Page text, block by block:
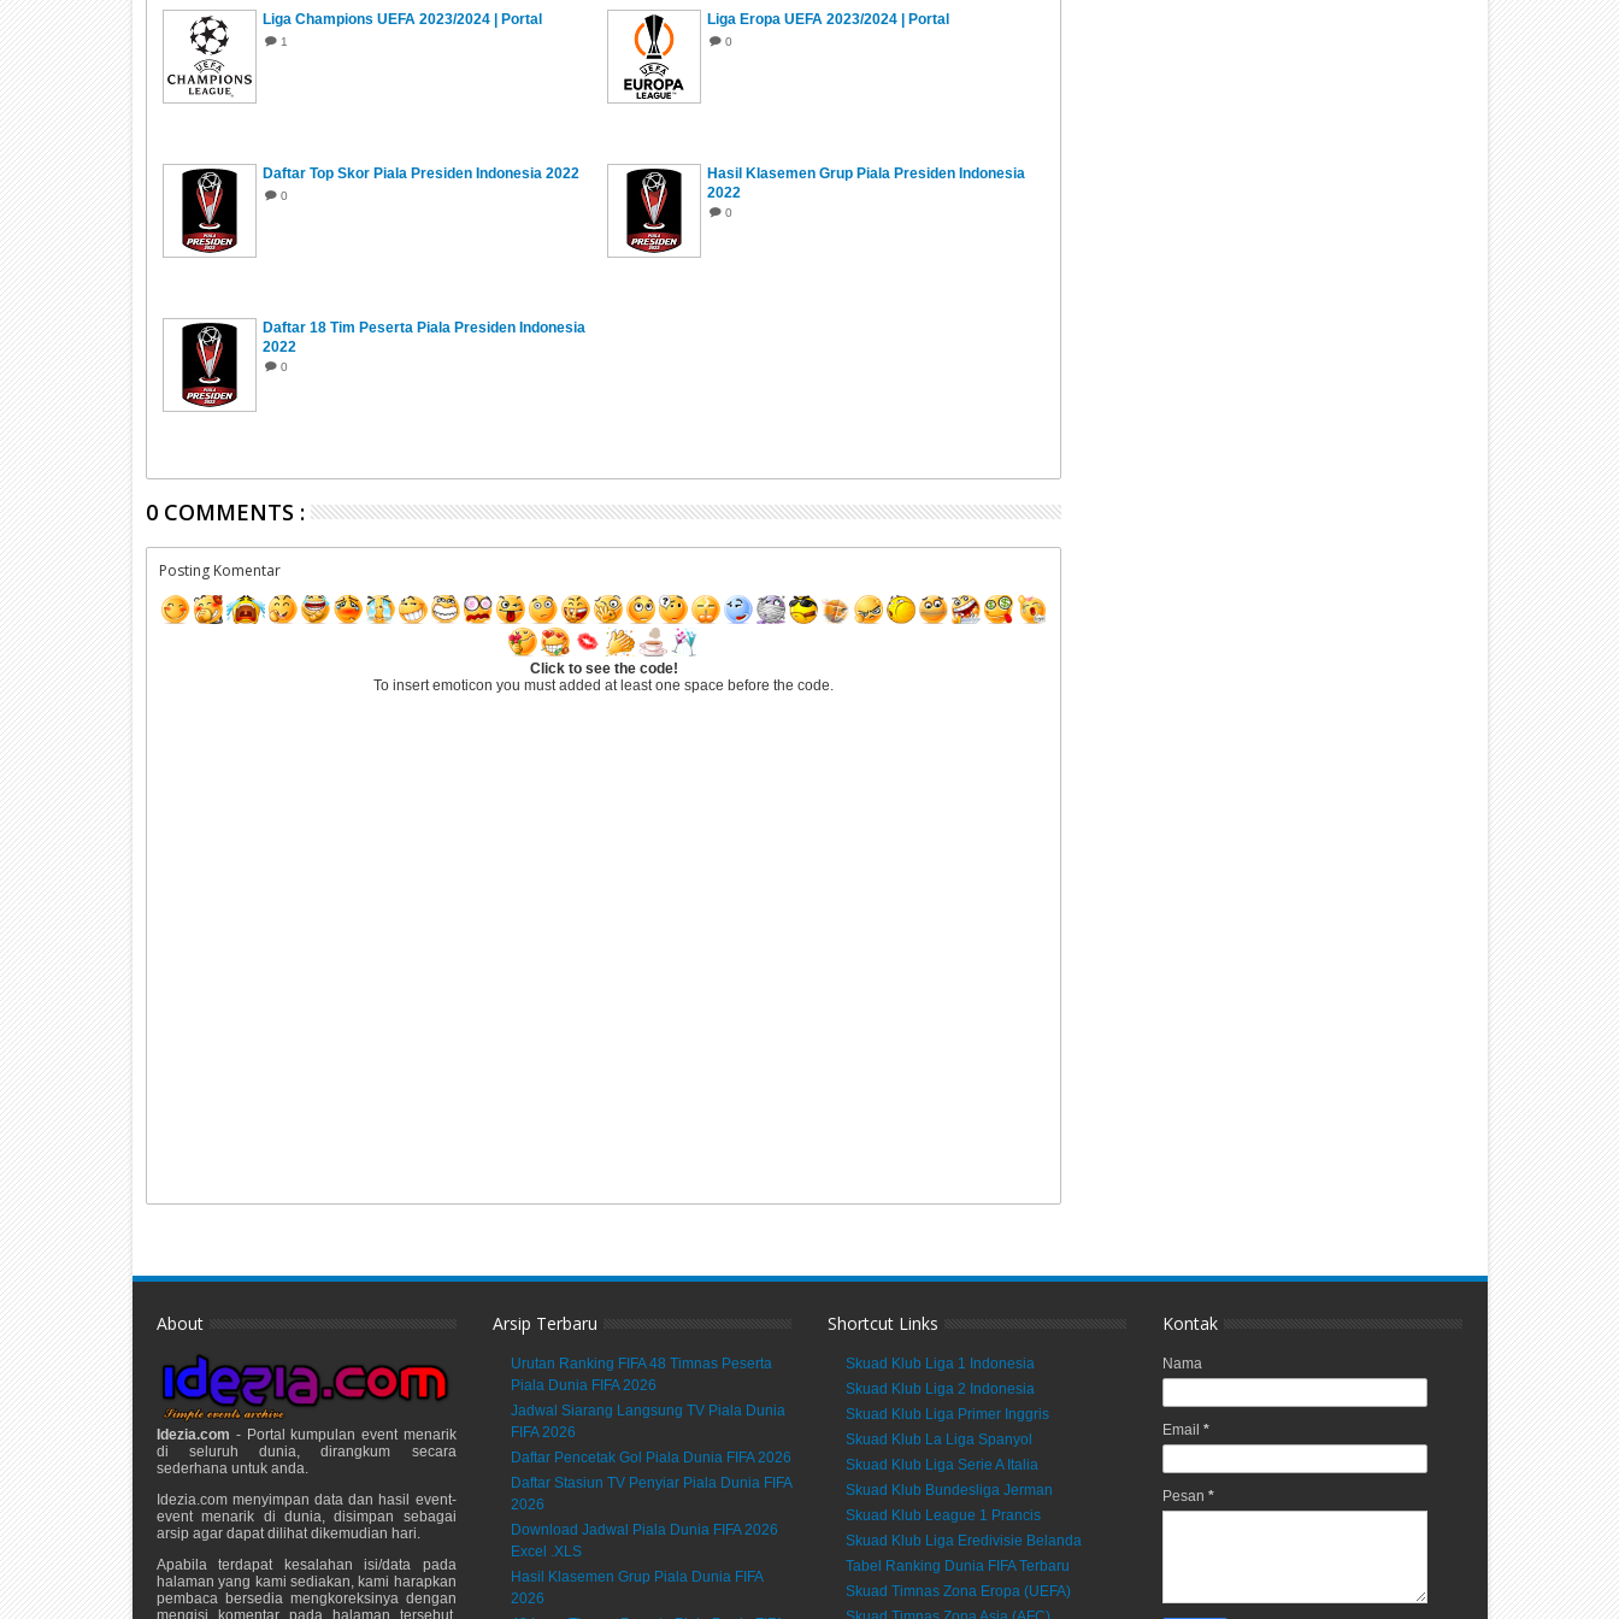
Liga Champions UEFA 2023/2024 | Portal
1
Liga Eropa UEFA 2023/2024 | Portal
0
Daftar Top Skor Piala Presiden Indonesia 2022
0
Hasil Klasemen Grup Piala Presiden Indonesia
2022
0
Daftar 18 Tim Peserta Piala Presiden Indonesia
2022
0
0 COMMENTS :
Posting Komentar
Click to see the code!
To insert emoticon you must added at least one space before the code.
About
Idezia.com - Portal kumpulan event menarik
di seluruh dunia, dirangkum secara
sederhana untuk anda.
Idezia.com menyimpan data dan hasil event-
event menarik di dunia, disimpan sebagai
arsip agar dapat dilihat dikemudian hari.
Apabila terdapat kesalahan isi/data pada
halaman yang kami sediakan, kami harapkan
pembaca bersedia mengkoreksinya dengan
Arsip Terbaru
Urutan Ranking FIFA 48 Timnas Peserta
Piala Dunia FIFA 2026
Jadwal Siarang Langsung TV Piala Dunia
FIFA 2026
Daftar Pencetak Gol Piala Dunia FIFA 2026
Daftar Stasiun TV Penyiar Piala Dunia FIFA
2026
Download Jadwal Piala Dunia FIFA 2026
Excel .XLS
Hasil Klasemen Grup Piala Dunia FIFA
2026
Shortcut Links
Skuad Klub Liga 1 Indonesia
Skuad Klub Liga 2 Indonesia
Skuad Klub Liga Primer Inggris
Skuad Klub La Liga Spanyol
Skuad Klub Liga Serie A Italia
Skuad Klub Bundesliga Jerman
Skuad Klub League 1 Prancis
Skuad Klub Liga Eredivisie Belanda
Tabel Ranking Dunia FIFA Terbaru
Skuad Timnas Zona Eropa (UEFA)
Kontak
Nama
Email*
Pesan*